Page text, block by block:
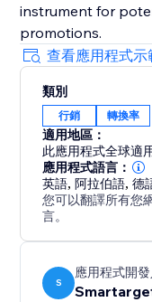
instrument for
promotions.
查看應用程式示
類別
行銷 轉換率
適用地區：
此應用程式全球適用
應用程式語言：
英語,阿拉伯語,德
您可以翻譯所有您
言。
S
應用程式開發